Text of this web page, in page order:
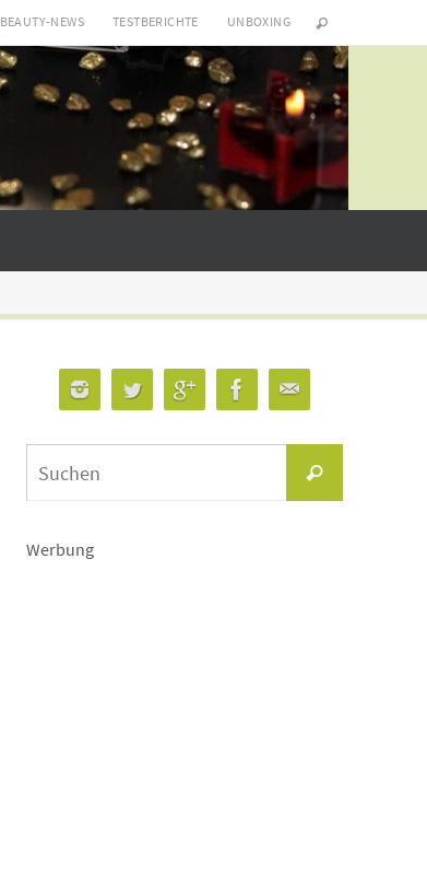
BEAUTY-NEWS TESTBERICHTE UNBOXING
Suchen
Werbung